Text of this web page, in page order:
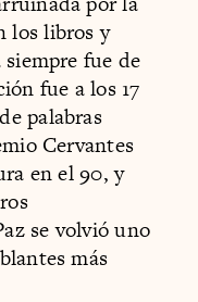
los libros y
fue de
fue a los 17
palabras
Cervantes
en el 90, y
se volvió uno
más